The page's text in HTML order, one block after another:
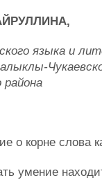
,
языка и
Чукаевск
района
о корне слова
умение